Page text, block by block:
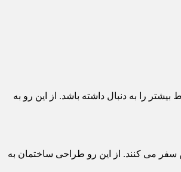
را به دنبال داشته باشد. از این رو به
می کنند. از این رو طراحی ساختمان به